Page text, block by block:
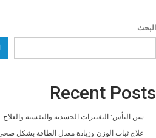
البحث
Recent Posts
سن اليأس: التغييرات الجسدية والنفسية والعلاج
علاج ثبات الوزن وزيادة معدل الطاقة بشكل